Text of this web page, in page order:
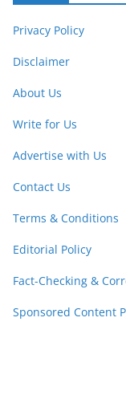
Privacy Policy
Disclaimer
About Us
Write for Us
Advertise with Us
Contact Us
Terms & Conditions
Editorial Policy
Fact-Checking &
Sponsored Content